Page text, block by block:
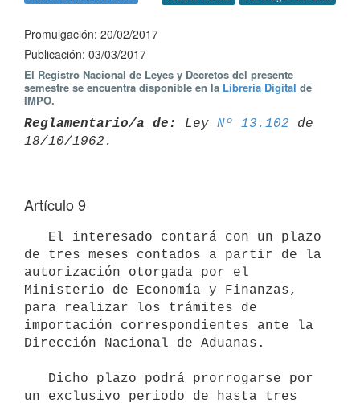
Promulgación: 20/02/2017
Publicación: 03/03/2017
El Registro Nacional de Leyes y Decretos del presente
semestre se encuentra disponible en la Librería Digital de
IMPO.
Reglamentario/a de: Ley Nº 13.102 de
Artículo 9
de tres meses contados a partir de la
autorización otorgada por el
Ministerio de Economía y Finanzas,
para realizar los trámites de
importación correspondientes ante la
Dirección Nacional de Aduanas.
un exclusivo periodo de hasta tres